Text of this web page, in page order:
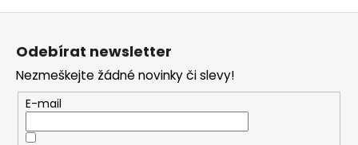
Z
Odebírat newsletter
Nezmeškejte žádné novinky či slevy!
E-mail